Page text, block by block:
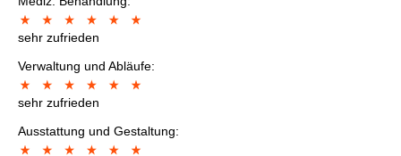
sehr zufrieden
Verwaltung und Abläufe:
sehr zufrieden
Ausstattung und Gestaltung: